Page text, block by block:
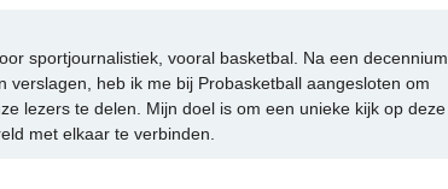
sportjournalistiek, vooral basketbal. Na een decennium
heb ik me bij Probasketball aangesloten om
lezers te delen. Mijn doel is om een unieke kijk op deze
met elkaar te verbinden.